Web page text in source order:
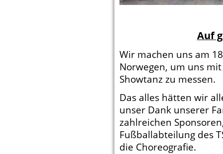
Auf
Wir machen uns am
Norwegen, um uns
Showtanz zu messen.
Das alles hätten wir
unser Dank unserer
zahlreichen
Fußballabteilung des
die Choreografie.